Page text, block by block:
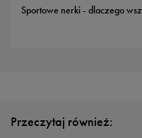
Sportowe nerki - dlaczego
Przeczytaj również: